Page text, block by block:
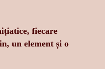
fiecare
un element și o